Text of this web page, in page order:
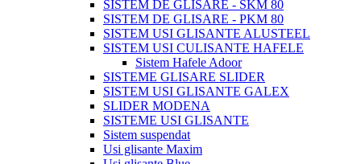
SISTEM DE GLISARE - SKM 80
SISTEM DE GLISARE - PKM 80
SISTEM USI GLISANTE ALUSTEEL
SISTEM USI CULISANTE HAFELE
Sistem Hafele Adoor
SISTEME GLISARE SLIDER
SISTEM USI GLISANTE GALEX
SLIDER MODENA
SISTEME USI GLISANTE
Sistem suspendat
Usi glisante Maxim